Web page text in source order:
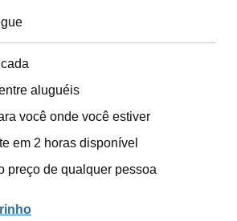
aluguéis
você onde você estiver
em 2 horas disponível
preço de qualquer pessoa